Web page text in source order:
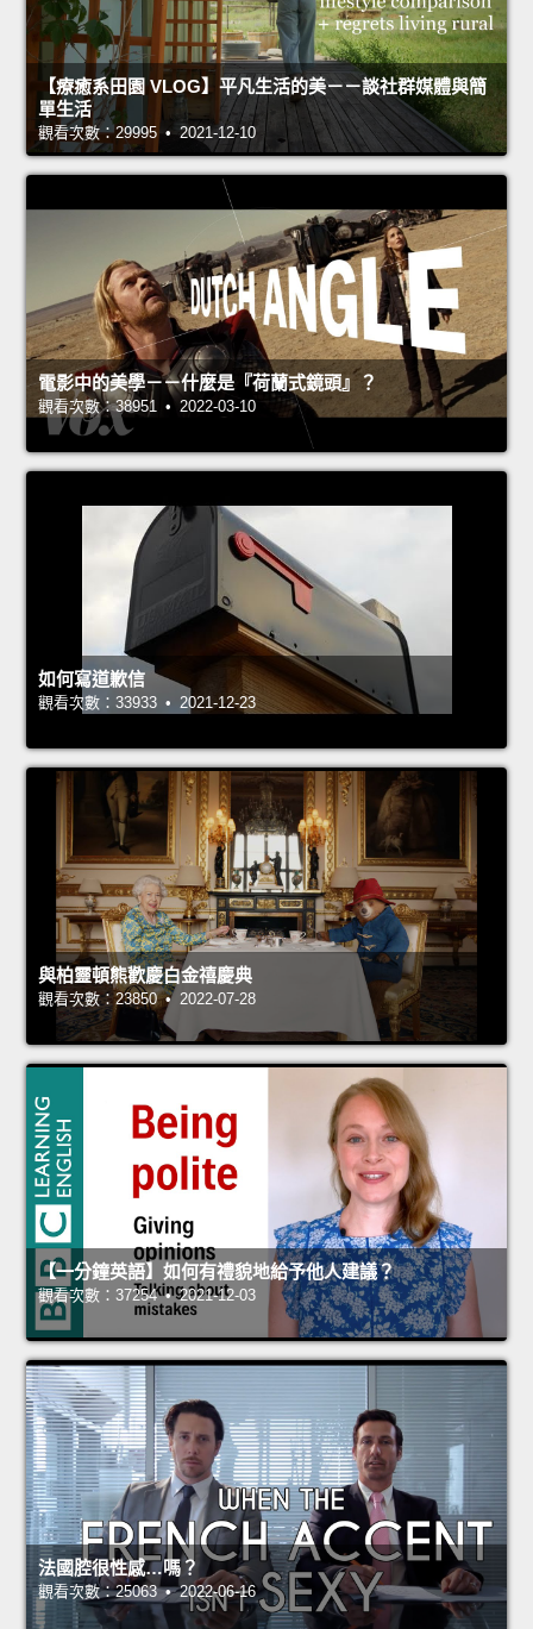
【療癒系田園 VLOG】平凡生活的美－－談社群媒體與簡
單生活
觀看次數：29995 • 2021-12-10
電影中的美學－－什麼是『荷蘭式鏡頭』？
觀看次數：38951 • 2022-03-10
如何寫道歉信
觀看次數：33933 • 2021-12-23
與柏靈頓熊歡慶白金禧慶典
觀看次數：23850 • 2022-07-28
【一分鐘英語】如何有禮貌地給予他人建議？
觀看次數：37254 • 2021-12-03
法國腔很性感…嗎？
觀看次數：25063 • 2022-06-16